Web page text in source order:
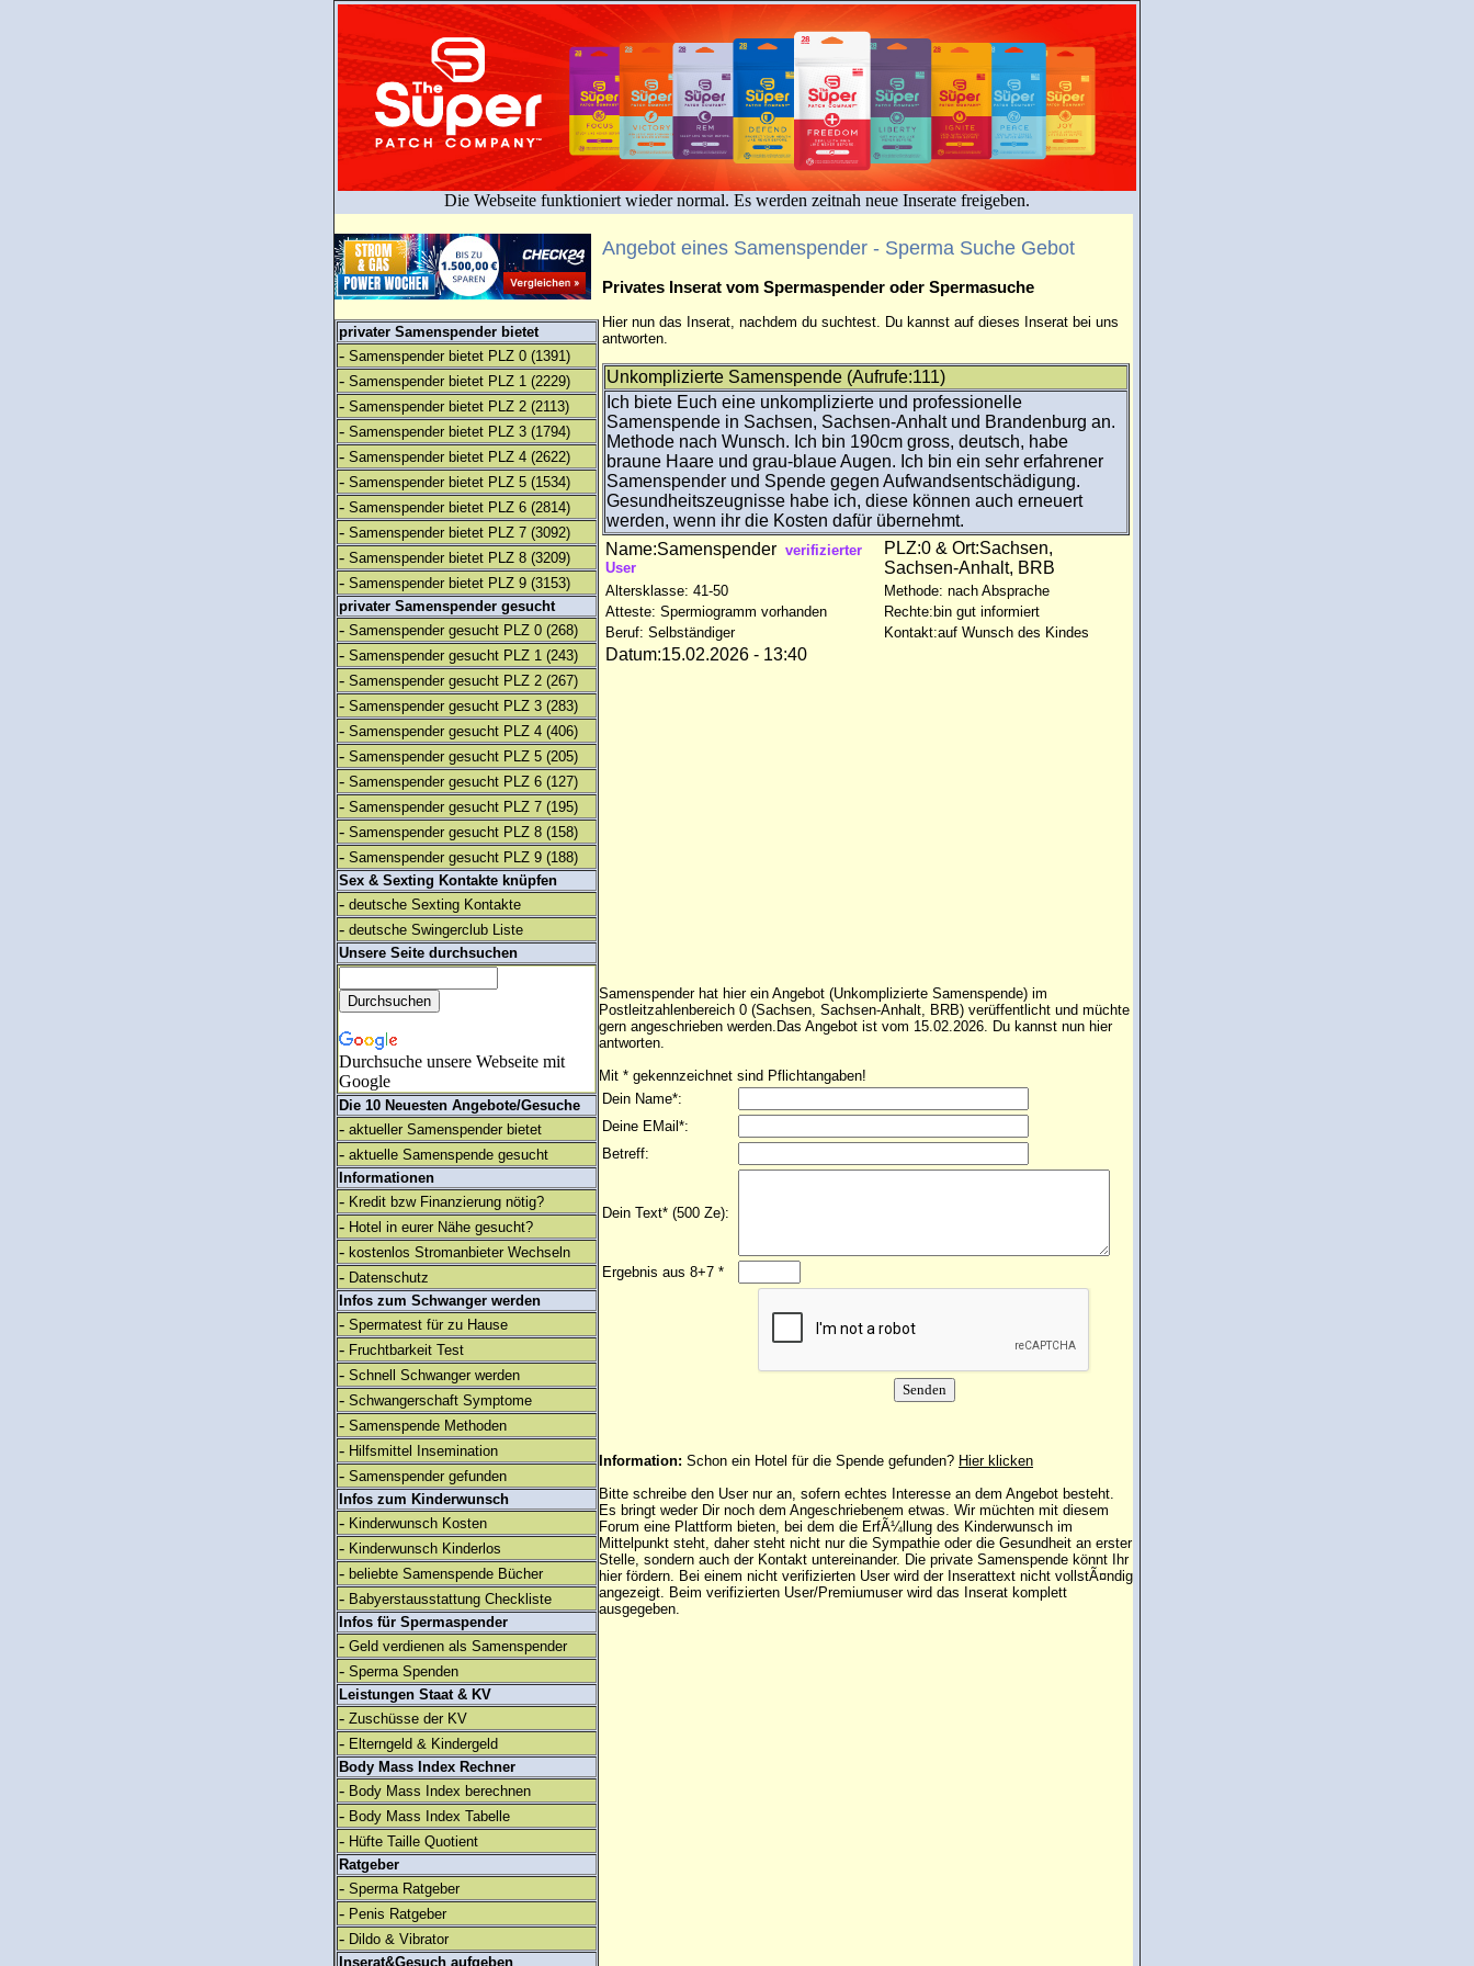
Die Webseite funktioniert wieder normal. Es werden zeitnah neue Inserate freigeben.
privater Samenspender bietet
- Samenspender bietet PLZ 0 (1391)
- Samenspender bietet PLZ 1 (2229)
- Samenspender bietet PLZ 2 (2113)
- Samenspender bietet PLZ 3 (1794)
- Samenspender bietet PLZ 4 (2622)
- Samenspender bietet PLZ 5 (1534)
- Samenspender bietet PLZ 6 (2814)
- Samenspender bietet PLZ 7 (3092)
- Samenspender bietet PLZ 8 (3209)
- Samenspender bietet PLZ 9 (3153)
privater Samenspender gesucht
- Samenspender gesucht PLZ 0 (268)
- Samenspender gesucht PLZ 1 (243)
- Samenspender gesucht PLZ 2 (267)
- Samenspender gesucht PLZ 3 (283)
- Samenspender gesucht PLZ 4 (406)
- Samenspender gesucht PLZ 5 (205)
- Samenspender gesucht PLZ 6 (127)
- Samenspender gesucht PLZ 7 (195)
- Samenspender gesucht PLZ 8 (158)
- Samenspender gesucht PLZ 9 (188)
Sex & Sexting Kontakte knüpfen
- deutsche Sexting Kontakte
- deutsche Swingerclub Liste
Unsere Seite durchsuchen
Durchsuche unsere Webseite mit
Google
Die 10 Neuesten Angebote/Gesuche
- aktueller Samenspender bietet
- aktuelle Samenspende gesucht
Informationen
- Kredit bzw Finanzierung nötig?
- Hotel in eurer Nähe gesucht?
- kostenlos Stromanbieter Wechseln
- Datenschutz
Infos zum Schwanger werden
- Spermatest für zu Hause
- Fruchtbarkeit Test
- Schnell Schwanger werden
- Schwangerschaft Symptome
- Samenspende Methoden
- Hilfsmittel Insemination
- Samenspender gefunden
Infos zum Kinderwunsch
- Kinderwunsch Kosten
- Kinderwunsch Kinderlos
- beliebte Samenspende Bücher
- Babyerstausstattung Checkliste
Infos für Spermaspender
- Geld verdienen als Samenspender
- Sperma Spenden
Leistungen Staat & KV
- Zuschüsse der KV
- Elterngeld & Kindergeld
Body Mass Index Rechner
- Body Mass Index berechnen
- Body Mass Index Tabelle
- Hüfte Taille Quotient
Ratgeber
- Sperma Ratgeber
- Penis Ratgeber
- Dildo & Vibrator
Inserat&Gesuch aufgeben
Angebot eines Samenspender - Sperma Suche Gebot
Privates Inserat vom Spermaspender oder Spermasuche
Hier nun das Inserat, nachdem du suchtest. Du kannst auf dieses Inserat bei uns
antworten.
Unkomplizierte Samenspende (Aufrufe:111)
Ich biete Euch eine unkomplizierte und professionelle
Samenspende in Sachsen, Sachsen-Anhalt und Brandenburg an.
Methode nach Wunsch. Ich bin 190cm gross, deutsch, habe
braune Haare und grau-blaue Augen. Ich bin ein sehr erfahrener
Samenspender und Spende gegen Aufwandsentschädigung.
Gesundheitszeugnisse habe ich, diese können auch erneuert
werden, wenn ihr die Kosten dafür übernehmt.
Name:Samenspender verifizierter
User
PLZ:0 & Ort:Sachsen,
Sachsen-Anhalt, BRB
Altersklasse: 41-50
Methode: nach Absprache
Atteste: Spermiogramm vorhanden
Rechte:bin gut informiert
Beruf: Selbständiger
Kontakt:auf Wunsch des Kindes
Datum:15.02.2026 - 13:40
Samenspender hat hier ein Angebot (Unkomplizierte Samenspende) im
Postleitzahlenbereich 0 (Sachsen, Sachsen-Anhalt, BRB) verüffentlicht und müchte
gern angeschrieben werden.Das Angebot ist vom 15.02.2026. Du kannst nun hier
antworten.
Mit * gekennzeichnet sind Pflichtangaben!
Dein Name*:
Deine EMail*:
Betreff:
Dein Text* (500 Ze):
Ergebnis aus 8+7 *
Information: Schon ein Hotel für die Spende gefunden? Hier klicken
Bitte schreibe den User nur an, sofern echtes Interesse an dem Angebot besteht.
Es bringt weder Dir noch dem Angeschriebenem etwas. Wir müchten mit diesem
Forum eine Plattform bieten, bei dem die ErfÃ¼llung des Kinderwunsch im
Mittelpunkt steht, daher steht nicht nur die Sympathie oder die Gesundheit an erster
Stelle, sondern auch der Kontakt untereinander. Die private Samenspende könnt Ihr
hier fördern. Bei einem nicht verifizierten User wird der Inserattext nicht vollstÃ¤ndig
angezeigt. Beim verifizierten User/Premiumuserwird das Inserat komplett
ausgegeben.